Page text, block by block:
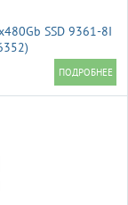
SSD 9361-8I